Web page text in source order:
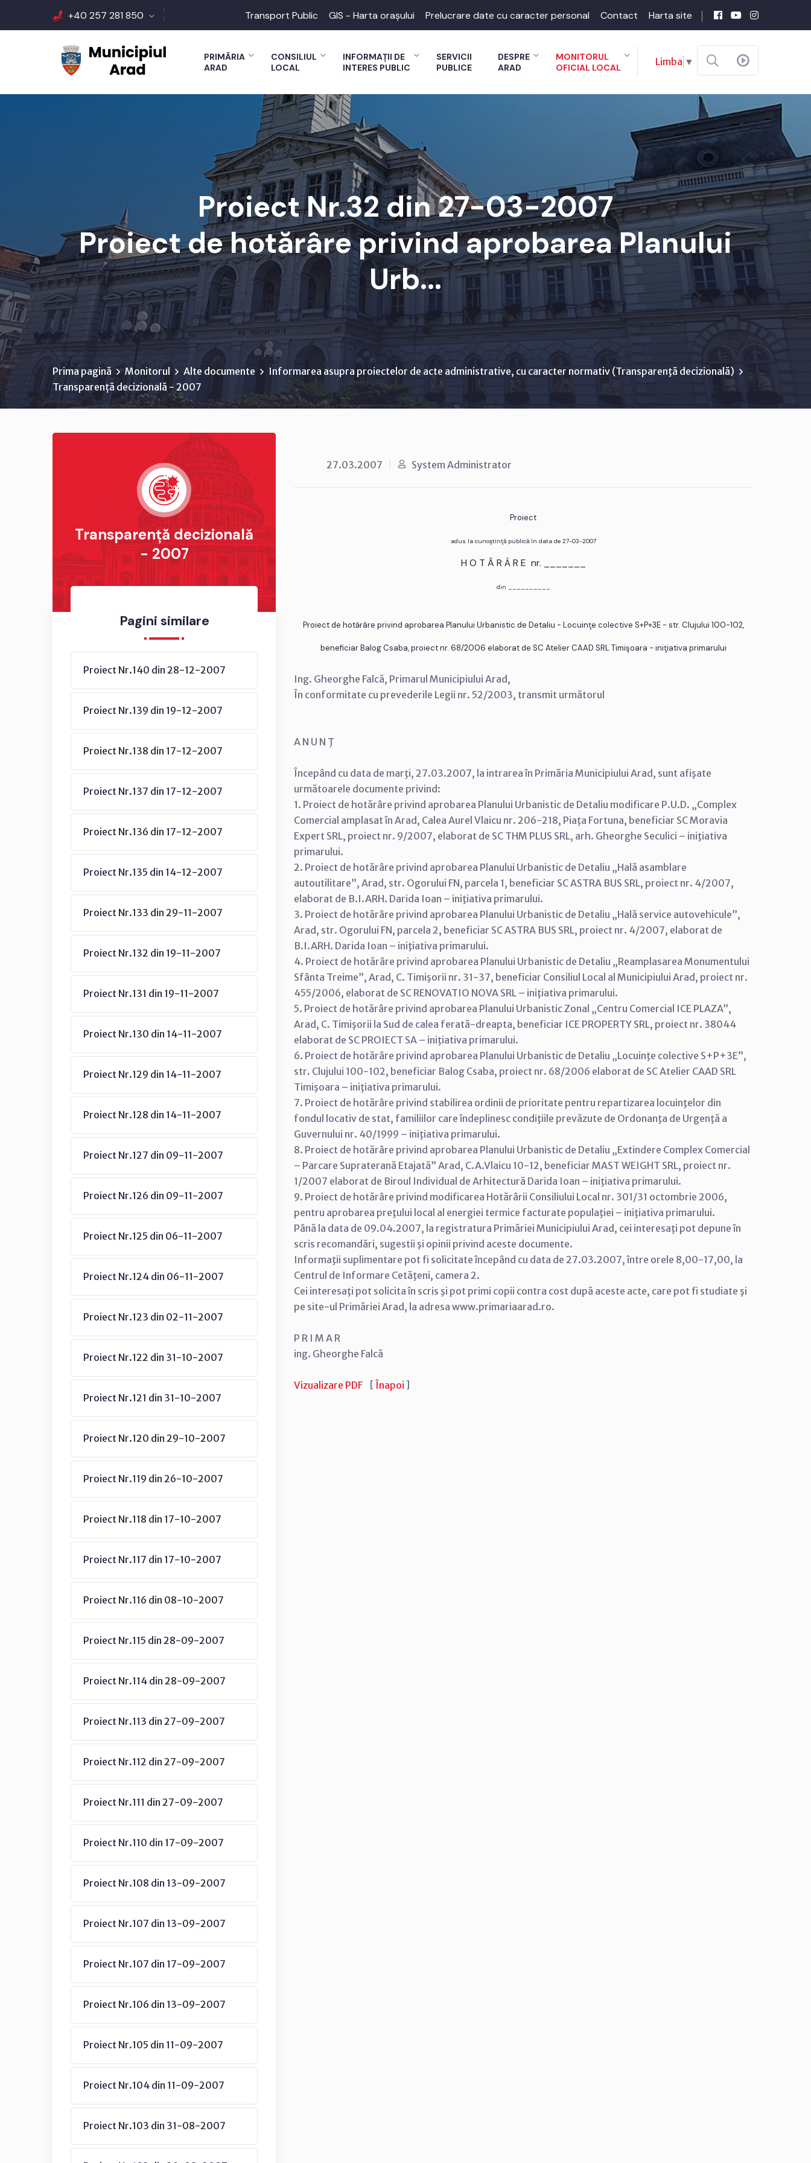
+40 257 281 850 Transport Public GIS - Harta orașului Prelucrare date cu caracter personal Contact Harta site
PRIMĂRIA
ARAD
CONSILIUL
LOCAL
INFORMAȚII DE
INTERES PUBLIC
SERVICII
PUBLICE
DESPRE
ARAD
MONITORUL
OFICIAL LOCAL
Limba ▼
Proiect Nr.32 din 27-03-2007
Proiect de hotărâre privind aprobarea Planului
Urb...
Prima pagină Monitorul Alte documente
Informarea asupra proiectelor de acte administrative, cu caracter normativ (Transparenţă decizională)
Transparență decizională - 2007
Transparență decizională
- 2007
Pagini similare
Proiect Nr.140 din 28-12-2007
Proiect Nr.139 din 19-12-2007
Proiect Nr.138 din 17-12-2007
Proiect Nr.137 din 17-12-2007
Proiect Nr.136 din 17-12-2007
Proiect Nr.135 din 14-12-2007
Proiect Nr.133 din 29-11-2007
Proiect Nr.132 din 19-11-2007
Proiect Nr.131 din 19-11-2007
Proiect Nr.130 din 14-11-2007
Proiect Nr.129 din 14-11-2007
Proiect Nr.128 din 14-11-2007
Proiect Nr.127 din 09-11-2007
Proiect Nr.126 din 09-11-2007
Proiect Nr.125 din 06-11-2007
Proiect Nr.124 din 06-11-2007
Proiect Nr.123 din 02-11-2007
Proiect Nr.122 din 31-10-2007
Proiect Nr.121 din 31-10-2007
Proiect Nr.120 din 29-10-2007
Proiect Nr.119 din 26-10-2007
Proiect Nr.118 din 17-10-2007
Proiect Nr.117 din 17-10-2007
Proiect Nr.116 din 08-10-2007
Proiect Nr.115 din 28-09-2007
Proiect Nr.114 din 28-09-2007
Proiect Nr.113 din 27-09-2007
Proiect Nr.112 din 27-09-2007
Proiect Nr.111 din 27-09-2007
Proiect Nr.110 din 17-09-2007
Proiect Nr.108 din 13-09-2007
Proiect Nr.107 din 13-09-2007
Proiect Nr.107 din 17-09-2007
Proiect Nr.106 din 13-09-2007
Proiect Nr.105 din 11-09-2007
Proiect Nr.104 din 11-09-2007
Proiect Nr.103 din 31-08-2007
27.03.2007 System Administrator
Proiect
adus la cunoştinţă publică în data de 27-03-2007
H O T Ă R Â R E nr. _______
din __________
Proiect de hotărâre privind aprobarea Planului Urbanistic de Detaliu - Locuinţe colective S+P+3E - str. Clujului 100-102,
beneficiar Balog Csaba, proiect nr. 68/2006 elaborat de SC Atelier CAAD SRL Timişoara - iniţiativa primarului
Ing. Gheorghe Falcă, Primarul Municipiului Arad,
În conformitate cu prevederile Legii nr. 52/2003, transmit următorul
A N U N Ţ
Începând cu data de marţi, 27.03.2007, la intrarea în Primăria Municipiului Arad, sunt afişate
următoarele documente privind:
1. Proiect de hotărâre privind aprobarea Planului Urbanistic de Detaliu modificare P.U.D. „Complex
Comercial amplasat în Arad, Calea Aurel Vlaicu nr. 206-218, Piaţa Fortuna, beneficiar SC Moravia
Expert SRL, proiect nr. 9/2007, elaborat de SC THM PLUS SRL, arh. Gheorghe Seculici – iniţiativa
primarului.
2. Proiect de hotărâre privind aprobarea Planului Urbanistic de Detaliu „Hală asamblare
autoutilitare”, Arad, str. Ogorului FN, parcela 1, beneficiar SC ASTRA BUS SRL, proiect nr. 4/2007,
elaborat de B.I.ARH. Darida Ioan – iniţiativa primarului.
3. Proiect de hotărâre privind aprobarea Planului Urbanistic de Detaliu „Hală service autovehicule”,
Arad, str. Ogorului FN, parcela 2, beneficiar SC ASTRA BUS SRL, proiect nr. 4/2007, elaborat de
B.I.ARH. Darida Ioan – iniţiativa primarului.
4. Proiect de hotărâre privind aprobarea Planului Urbanistic de Detaliu „Reamplasarea Monumentului
Sfânta Treime”, Arad, C. Timişorii nr. 31-37, beneficiar Consiliul Local al Municipiului Arad, proiect nr.
455/2006, elaborat de SC RENOVATIO NOVA SRL – iniţiativa primarului.
5. Proiect de hotărâre privind aprobarea Planului Urbanistic Zonal „Centru Comercial ICE PLAZA”,
Arad, C. Timişorii la Sud de calea ferată-dreapta, beneficiar ICE PROPERTY SRL, proiect nr. 38044
elaborat de SC PROIECT SA – iniţiativa primarului.
6. Proiect de hotărâre privind aprobarea Planului Urbanistic de Detaliu „Locuinţe colective S+P+3E”,
str. Clujului 100-102, beneficiar Balog Csaba, proiect nr. 68/2006 elaborat de SC Atelier CAAD SRL
Timişoara – iniţiativa primarului.
7. Proiect de hotărâre privind stabilirea ordinii de prioritate pentru repartizarea locuinţelor din
fondul locativ de stat, familiilor care îndeplinesc condiţiile prevăzute de Ordonanţa de Urgenţă a
Guvernului nr. 40/1999 – iniţiativa primarului.
8. Proiect de hotărâre privind aprobarea Planului Urbanistic de Detaliu „Extindere Complex Comercial
– Parcare Supraterană Etajată” Arad, C.A.Vlaicu 10-12, beneficiar MAST WEIGHT SRL, proiect nr.
1/2007 elaborat de Biroul Individual de Arhitectură Darida Ioan – iniţiativa primarului.
9. Proiect de hotărâre privind modificarea Hotărârii Consiliului Local nr. 301/31 octombrie 2006,
pentru aprobarea preţului local al energiei termice facturate populaţiei – iniţiativa primarului.
Până la data de 09.04.2007, la registratura Primăriei Municipiului Arad, cei interesaţi pot depune în
scris recomandări, sugestii şi opinii privind aceste documente.
Informaţii suplimentare pot fi solicitate începând cu data de 27.03.2007, între orele 8,00-17,00, la
Centrul de Informare Cetăţeni, camera 2.
Cei interesaţi pot solicita în scris şi pot primi copii contra cost după aceste acte, care pot fi studiate şi
pe site-ul Primăriei Arad, la adresa www.primariaarad.ro.
P R I M A R
ing. Gheorghe Falcă
Vizualizare PDF [ Înapoi ]